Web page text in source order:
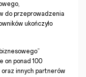
do przeprowadzenia
ukończyło
on ponad 100
innych partnerów